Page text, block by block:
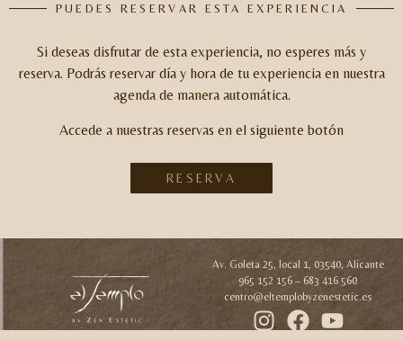
PUEDES RESERVAR ESTA EXPERIENCIA
Si deseas disfrutar de esta experiencia, no esperes más y
reserva. Podrás reservar día y hora de tu experiencia en nuestra
agenda de manera automática.
Accede a nuestras reservas en el siguiente botón
RESERVA
Av. Goleta 25, local 1, 03540, Alicante
965 152 156 – 683 416 560
centro@eltemplobyzenestetic.es